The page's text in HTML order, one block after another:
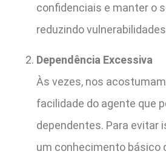
confidenciais e manter o
reduzindo
Dependência Excessiva
Às vezes, nos
facilidade do agente que
dependentes. Para evitar
um conhecimento básico